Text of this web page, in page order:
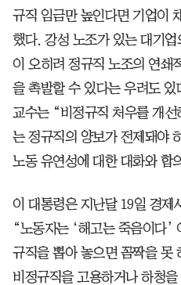
규직 임금만 높인다면 기업이
했다. 강성 노조가 있는 대기
이 오히려 정규직 노조의 연쇄
을 촉발할 수 있다는 우려도
교수는 “비정규직 처우를 개
는 정규직의 양보가 전제돼야
노동 유연성에 대한 대화와 합
이 대통령은 지난달 19일 경제
“노동자는 ‘해고는 죽음이다
규직을 뽑아 놓으면 꼼짝을 못
비정규직을 고용하거나 하청